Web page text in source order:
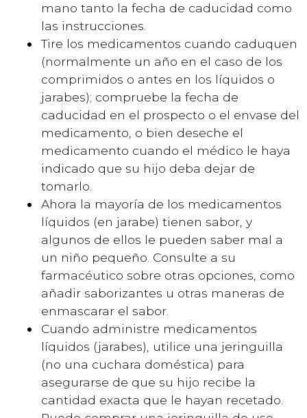
mano tanto la fecha de caducidad como
las instrucciones.
Tire los medicamentos cuando caduquen
(normalmente un año en el caso de los
comprimidos o antes en los líquidos o
jarabes); compruebe la fecha de
caducidad en el prospecto o el envase del
medicamento, o bien deseche el
medicamento cuando el médico le haya
indicado que su hijo deba dejar de
tomarlo.
Ahora la mayoría de los medicamentos
líquidos (en jarabe) tienen sabor, y
algunos de ellos le pueden saber mal a
un niño pequeño. Consulte a su
farmacéutico sobre otras opciones, como
añadir saborizantes u otras maneras de
enmascarar el sabor.
Cuando administre medicamentos
líquidos (jarabes), utilice una jeringuilla
(no una cuchara doméstica) para
asegurarse de que su hijo recibe la
cantidad exacta que le hayan recetado.